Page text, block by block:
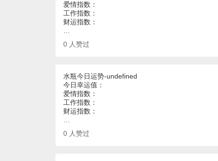
爱情指数：
工作指数：
财运指数：
0 人赞过
水瓶今日运势-undefined
今日幸运值：
爱情指数：
工作指数：
财运指数：
0 人赞过